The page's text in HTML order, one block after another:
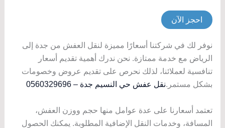
احجز الآن
نوفر لك في شركتنا أسعارًا مميزة لنقل العفش من جدة إلى
الرياض مع خدمة ممتازة. نحن ندرك أهمية تقديم أسعار
تنافسية لعملائنا، لذلك نحرص على تقديم عروض وخصومات
بشكل مستمر.نقل عفش حي النسيم جدة – 0560329696
تعتمد أسعارنا على عدة عوامل منها حجم ووزن العفش،
المسافة، وخدمات النقل الإضافية المطلوبة. يمكنك الحصول